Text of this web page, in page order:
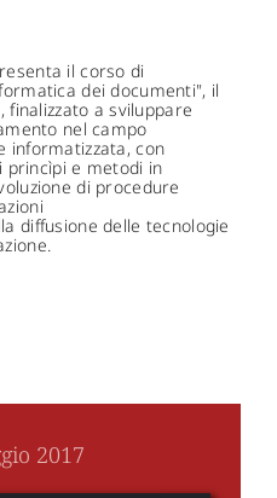
il corso di
dei documenti", il
a sviluppare
nel campo
informatizzata, con
princìpi e metodi in
di procedure
diffusione delle tecnologie
2017